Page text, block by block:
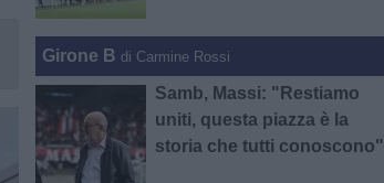
Girone B di Carmine Rossi
Samb, Massi: "Restiamo
uniti, questa piazza è la
storia che tutti conoscono"